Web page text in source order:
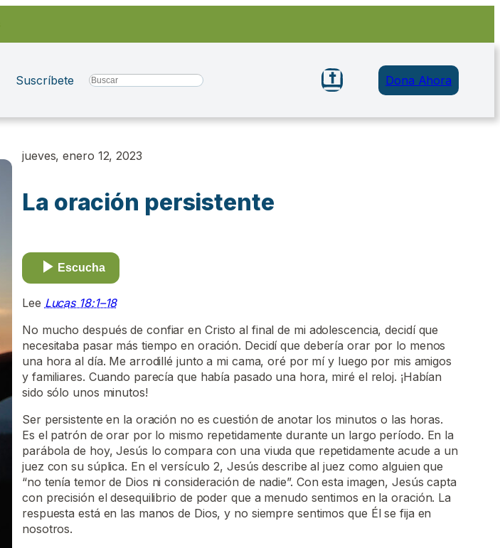
Suscríbete Search Dona Ahora
jueves, enero 12, 2023
La oración persistente
Escucha
Lee Lucas 18:1–18
No mucho después de confiar en Cristo al final de mi adolescencia, decidí que
necesitaba pasar más tiempo en oración. Decidí que debería orar por lo menos
una hora al día. Me arrodillé junto a mi cama, oré por mí y luego por mis amigos
y familiares. Cuando parecía que había pasado una hora, miré el reloj. ¡Habían
sido sólo unos minutos!
Ser persistente en la oración no es cuestión de anotar los minutos o las horas.
Es el patrón de orar por lo mismo repetidamente durante un largo período. En la
parábola de hoy, Jesús lo compara con una viuda que repetidamente acude a un
juez con su súplica. En el versículo 2, Jesús describe al juez como alguien que
“no tenía temor de Dios ni consideración de nadie”. Con esta imagen, Jesús capta
con precisión el desequilibrio de poder que a menudo sentimos en la oración. La
respuesta está en las manos de Dios, y no siempre sentimos que Él se fija en
nosotros.